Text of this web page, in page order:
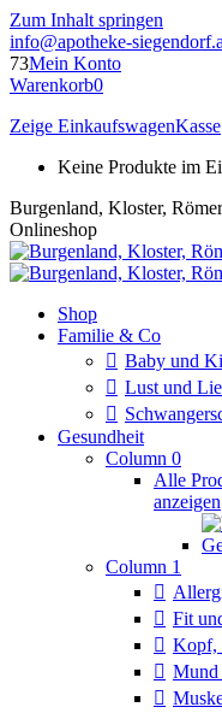
Zum Inhalt springen
info@apotheke-
73Mein Konto
Warenkorb0
Zeige EinkaufswagenKasse
Keine Produkte im
Burgenland, Kloster,
Onlineshop
Shop
Familie & Co
Baby und
Lust und
Gesundheit
Column 0
Alle
anzeigen
Column 1
Fit
Kopf,
Mund